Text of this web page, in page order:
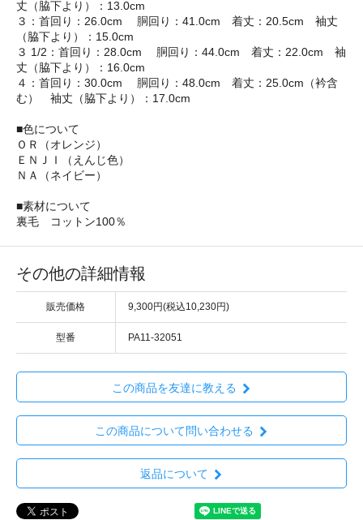
丈（脇下より）：13.0cm
３：首回り：26.0cm 胴回り：41.0cm 着丈：20.5cm 袖丈
（脇下より）：15.0cm
３ 1/2：首回り：28.0cm 胴回り：44.0cm 着丈：22.0cm 袖
丈（脇下より）：16.0cm
４：首回り：30.0cm 胴回り：48.0cm 着丈：25.0cm（衿含
む） 袖丈（脇下より）：17.0cm
■色について
ＯＲ（オレンジ）
ＥＮＪＩ（えんじ色）
ＮＡ（ネイビー）
■素材について
裏毛 コットン100％
その他の詳細情報
販売価格 9,300円(税込10,230円)
型番 PA11-32051
この商品を友達に教える
この商品について問い合わせる
返品について